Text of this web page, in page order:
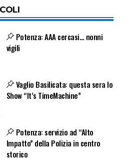
Potenza: AAA cercasi… nonni
vigili
Vaglio Basilicata: questa sera lo
Show “It’s TimeMachine”
Potenza: servizio ad “Alto
Impatto” della Polizia in centro
storico